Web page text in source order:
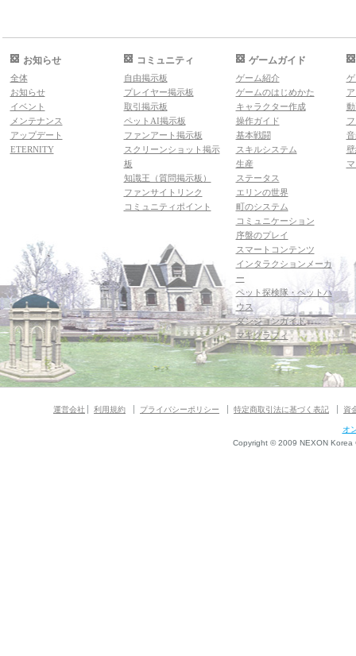
お知らせ
全体
お知らせ
イベント
メンテナンス
アップデート
ETERNITY
コミュニティ
自由掲示板
プレイヤー掲示板
取引掲示板
ペットAI掲示板
ファンアート掲示板
スクリーンショット掲示
板
知識王（質問掲示板）
ファンサイトリンク
コミュニティポイント
ゲームガイド
ゲーム紹介
ゲームのはじめかた
キャラクター作成
操作ガイド
基本戦闘
スキルシステム
生産
ステータス
エリンの世界
町のシステム
コミュニケーション
序盤のプレイ
スマートコンテンツ
インタラクションメーカ
ー
ペット探検隊・ペットハ
ウス
ダンジョンガイド
マギグラフィ
運営会社 利用規約 プライバシーポリシー 特定商取引法に基づく表記 資
オ
Copyright © 2009 NEXON Korea